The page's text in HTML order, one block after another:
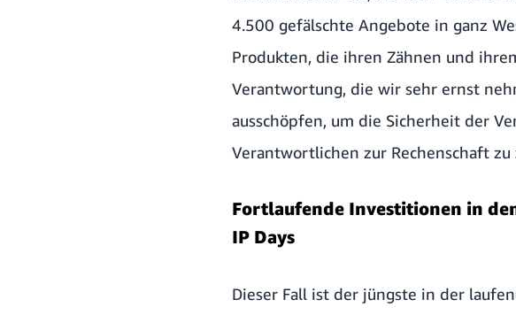
4.500 gefälschte Angebote in ganz
Produkten, die ihren Zähnen und
Verantwortung, die wir sehr ernst
ausschöpfen, um die Sicherheit der
Verantwortlichen zur Rechenschaft zu
Fortlaufende Investitionen in
IP Days
Dieser Fall ist der jüngste in der